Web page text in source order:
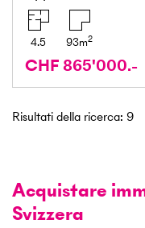
4.5 93m2
CHF 865'000.-
Risultati della ricerca: 9
Acquistare
Svizzera